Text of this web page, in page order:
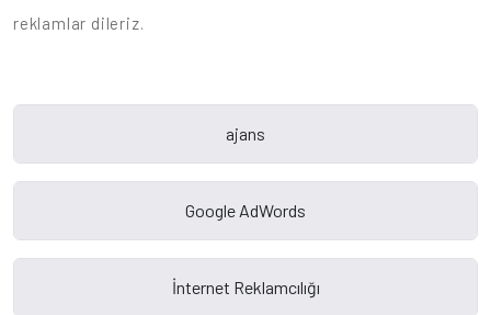
reklamlar dileriz.